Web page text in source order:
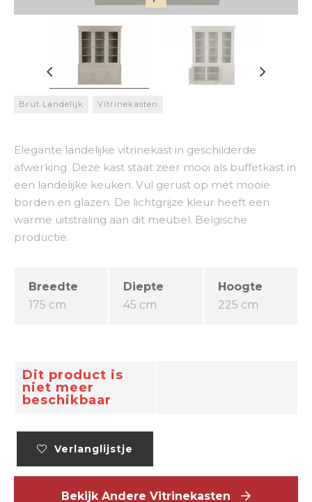
Brut Landelijk Vitrinekasten
Elegante landelijke vitrinekast in geschilderde
afwerking. Deze kast staat zeer mooi als buffetkast in
een landelijke keuken. Vul gerust op met mooie
borden en glazen. De lichtgrijze kleur heeft een
warme uitstraling aan dit meubel. Belgische
productie.
Breedte
175 cm
Diepte
45 cm
Hoogte
225 cm
Dit product is
niet meer
beschikbaar
Verlanglijstje
Bekijk Andere Vitrinekasten